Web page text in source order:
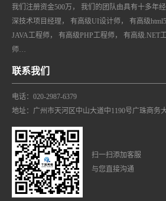
我们注册资金500万， 我们的团队由具有十多年
深技术项目经理， 有高级UI设计师， 有高级
JAVA工程师， 有高级PHP工程师， 有高级.NET
师…
联系我们
电话：020-2987-6379
地址：广州市天河区中山大道中1190号广珠商务
扫一扫添加客服
与您直接沟通